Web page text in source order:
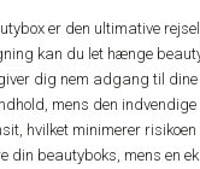
er den ultimative
kan du let hænge
dig nem adgang til dine
mens den
hvilket minimerer
din beautyboks, mens en